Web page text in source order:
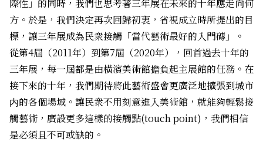
際性」的同時，我們也思考著三年展在未來的十年應走向何
方。於是，我們決定再次回歸初衷，省視成立時所提出的目
標，讓三年展成為民衆接觸「當代藝術最好的入門磚」。
從第4屆（2011年）到第7屆（2020年），回首過去十年的
三年展，每一屆都是由橫濱美術館擔負起主展館的任務。在
接下來的十年，我們期待將此藝術盛會更廣泛地擴張到城市
内的各個場域。讓民衆不用刻意進入美術館，就能夠輕鬆接
觸藝術，廣設更多這樣的接觸點(touch point)，我們相信
是必須且不可或缺的。